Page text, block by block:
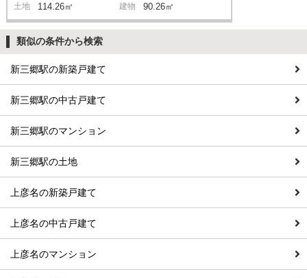
土地 114.26㎡ 建物 90.26㎡
類似の条件から検索
新三郷駅の新築戸建て
新三郷駅の中古戸建て
新三郷駅のマンション
新三郷駅の土地
上彦名の新築戸建て
上彦名の中古戸建て
上彦名のマンション